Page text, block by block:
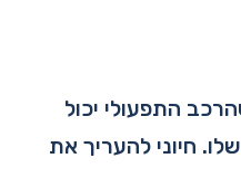
התפעולי יכול
חיוני להעריך את